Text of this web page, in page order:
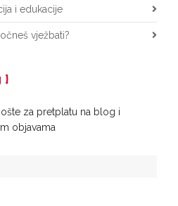
i edukacije
vježbati?
za pretplatu na blog i
objavama